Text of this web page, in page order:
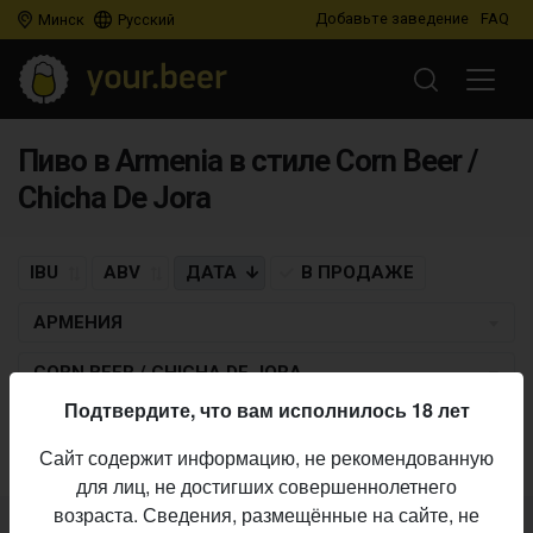
Минск Русский Добавьте заведение FAQ
Пиво в Armenia в стиле Corn Beer /
Chicha De Jora
IBU ABV ДАТА В ПРОДАЖЕ
АРМЕНИЯ
CORN BEER / CHICHA DE JORA
Пиво по заданным критериям не найдено
Подтвердите, что вам исполнилось 18 лет
Сайт содержит информацию, не рекомендованную
для лиц, не достигших совершеннолетнего
возраста. Сведения, размещённые на сайте, не